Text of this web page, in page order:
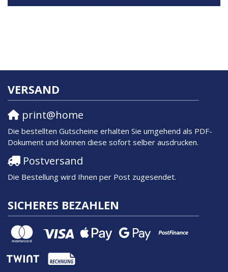
VERSAND
print@home
Die bestellten Gutscheine erhalten Sie umgehend als PDF-
Dokument und können diese sofort selber ausdrucken.
Postversand
Die Bestellung wird Ihnen per Post zugesendet.
SICHERES BEZAHLEN